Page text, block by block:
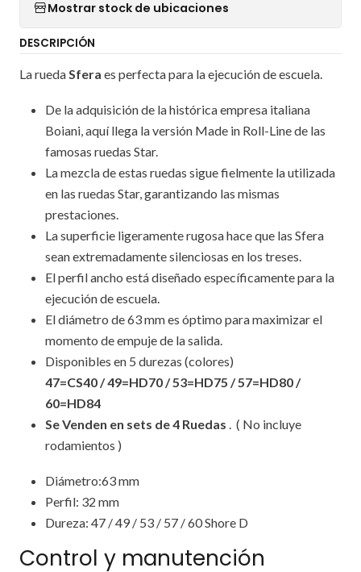
Mostrar stock de ubicaciones
DESCRIPCIÓN
La ruedaSfera es perfecta para la ejecución de escuela.
De la adquisición de la histórica empresa italiana
Boiani, aquí llega la versión Made in Roll-Line de las
famosas ruedas Star.
La mezcla de estas ruedas sigue fielmente la utilizada
en las ruedas Star, garantizando las mismas
prestaciones.
La superficie ligeramente rugosa hace que las Sfera
sean extremadamente silenciosas en los treses.
El perfil ancho está diseñado específicamente para la
ejecución de escuela.
El diámetro de 63 mm es óptimo para maximizar el
momento de empuje de la salida.
Disponibles en 5 durezas (colores)
47=CS40 / 49=HD70 / 53=HD75 / 57=HD80 /
60=HD84
Se Venden en sets de 4 Ruedas . ( No incluye
rodamientos )
Diámetro:63 mm
Perfil: 32 mm
Dureza: 47 / 49 / 53 / 57 / 60 Shore D
Control y manutención